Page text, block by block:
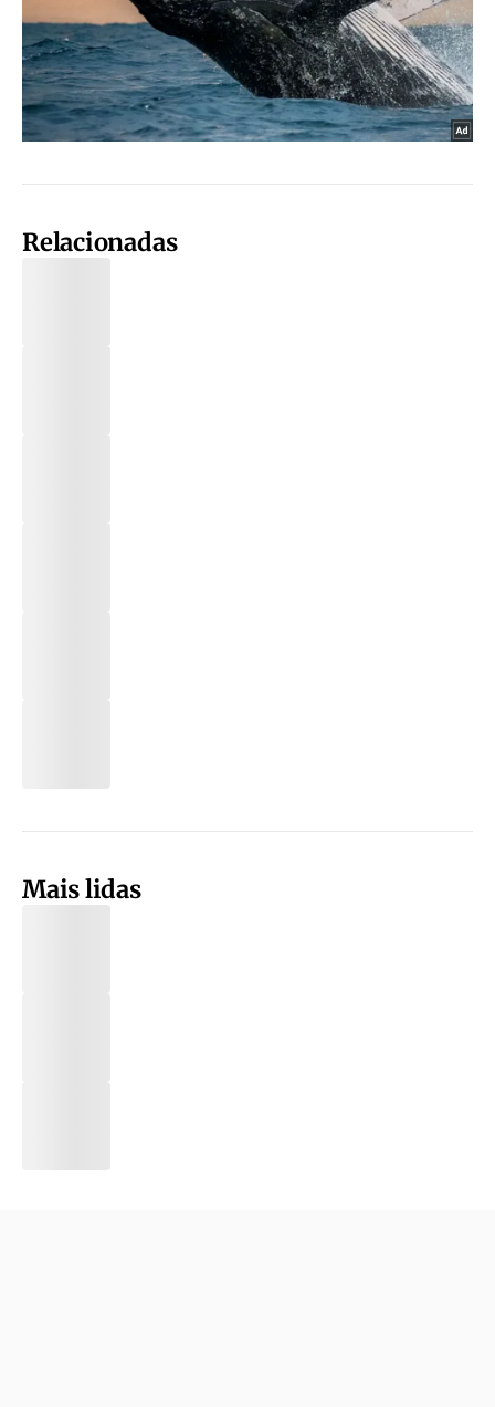
Relacionadas
Mais lidas